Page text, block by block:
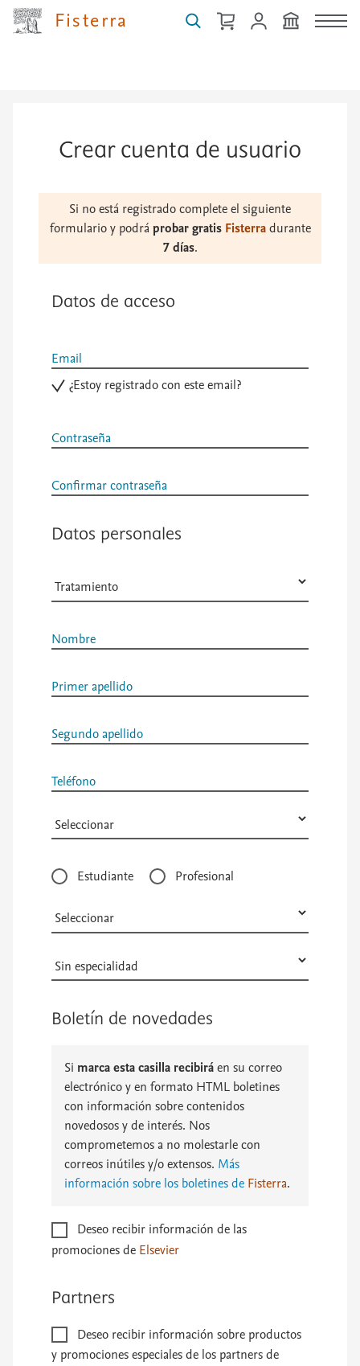
Fisterra
...
Crear cuenta de usuario
Si no está registrado complete el siguiente
formulario y podrá probar gratis Fisterradurante
7 días.
Datos de acceso
Email
¿Estoy registrado con este email?
Contraseña
Confirmar contraseña
Datos personales
Nombre
Primer apellido
Segundo apellido
Teléfono
Tipo
usuario
Estudiante Profesional
Boletín de novedades
Si marca esta casilla recibiráen su correo
electrónico y en formato HTML boletines
con información sobre contenidos
novedosos y de interés. Nos
comprometemos a no molestarle con
correos inútiles y/o extensos. Más
información sobre los boletines de Fisterra.
Deseo recibir información de las
promociones de Elsevier
Partners
Deseo recibir información sobre productos
y promociones especiales de los partners de